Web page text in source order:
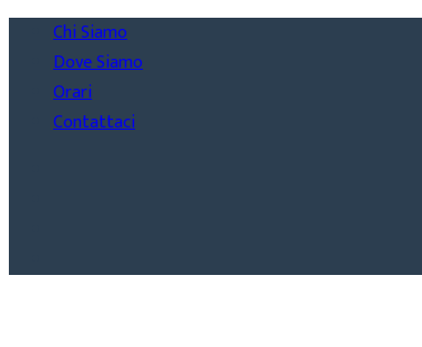
Chi Siamo
Dove Siamo
Orari
Contattaci